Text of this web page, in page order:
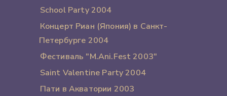
School Party 2004
Концерт Риан (Япония) в Санкт-
Петербурге 2004
Фестиваль "M.Ani.Fest 2003"
Saint Valentine Party 2004
Пати в Акватории 2003